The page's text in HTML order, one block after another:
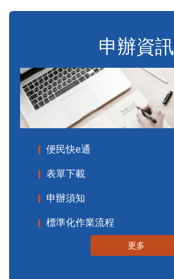
申辦資訊
便民快e通
表單下載
申辦須知
標準化作業流程
更多